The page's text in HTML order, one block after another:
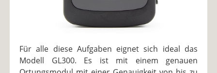
Für alle diese Aufgaben eignet sich ideal das
Modell GL300. Es ist mit einem genauen